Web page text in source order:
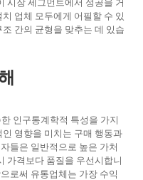
업체 모두에게 어필할 수 있
간의 균형을 맞추는 데 있습
인구통계학적 특성을 가지
영향을 미치는 구매 행동과
들은 일반적으로 높은 가처
가격보다 품질을 우선시합니
로써 유통업체는 가장 수익